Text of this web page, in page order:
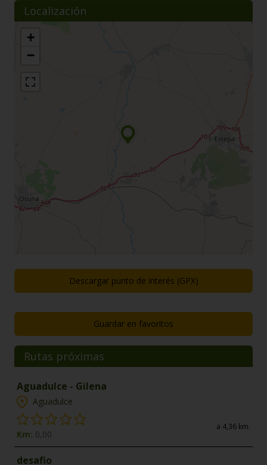
Localización
+
−
Descargar punto de interés (GPX)
Guardar en favoritos
Rutas próximas
Aguadulce - Gilena
Aguadulce
Km: 0,00
a 4,36 km.
desafio